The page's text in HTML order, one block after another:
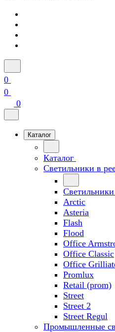
0
0
0
Каталог
Каталог
Светильники в
Arctic
Asteria
Flash
Flood
Office
Office Classic
Office
Promlux
Retail (prom)
Street
Street 2
Street Regul
Промышленные